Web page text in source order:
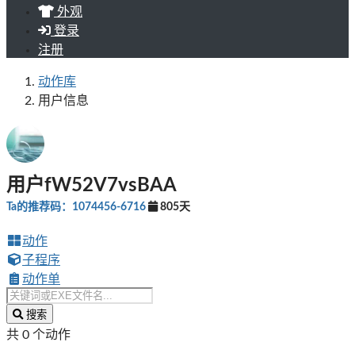
外观
登录
注册
动作库
用户信息
用户fW52V7vsBAA
Ta的推荐码：1074456-6716 805天
动作
子程序
动作单
搜索
共 0 个动作